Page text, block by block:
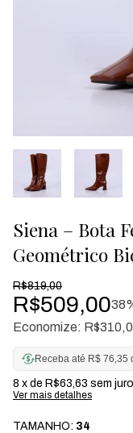
Siena – Bota
Geométrico
R$819,00
R$509,0038
Economize:
Receba até R$ 76,35
8 x de R$63,63 sem
Ver mais detalhes
TAMANHO: 34